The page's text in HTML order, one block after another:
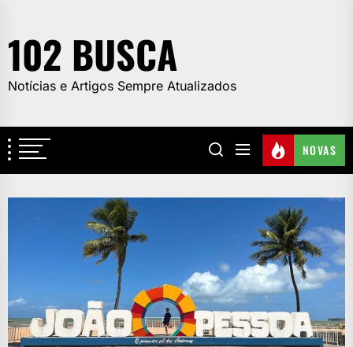
the
content
102 BUSCA
Notícias e Artigos Sempre Atualizados
NOVAS